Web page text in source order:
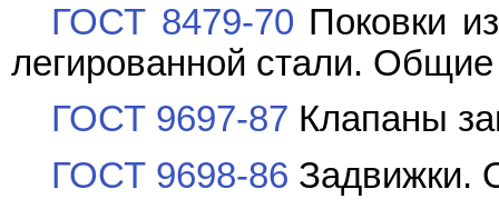
ГОСТ 8479-70 Поковки
легированной стали. Общие
ГОСТ 9697-87 Клапаны
ГОСТ 9698-86 Задвижки.